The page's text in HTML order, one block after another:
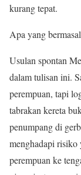
kurang tepat.
Apa yang
Usulan spontan
dalam tulisan ini.
perempuan, tapi
tabrakan kereta
penumpang di
menghadapi risiko
perempuan ke